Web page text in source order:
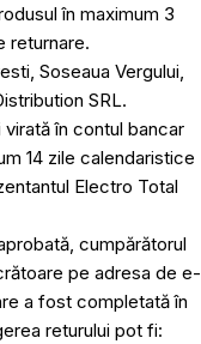
în maximum 3
returnare.
Soseaua Vergului,
SRL.
în contul bancar
14 zile calendaristice
Electro Total
cumpărătorul
pe adresa de e-
a fost completată în
returului pot fi: